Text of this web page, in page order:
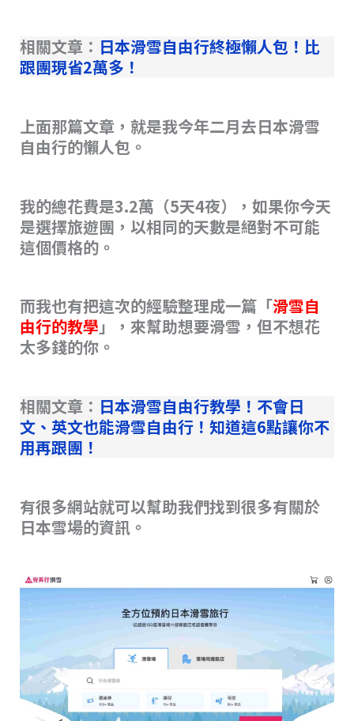
相關文章： 日本滑雪自由行終極懶人包！比
跟團現省2萬多！
上面那篇文章，就是我今年二月去日本滑雪
自由行的懶人包。
我的總花費是3.2萬（5天4夜），如果你今天
是選擇旅遊團，以相同的天數是絕對不可能
這個價格的。
而我也有把這次的經驗整理成一篇「滑雪自
由行的教學」，來幫助想要滑雪，但不想花
太多錢的你。
相關文章： 日本滑雪自由行教學！不會日
文、英文也能滑雪自由行！知道這6點讓你不
用再跟團！
有很多網站就可以幫助我們找到很多有關於
日本雪場的資訊。